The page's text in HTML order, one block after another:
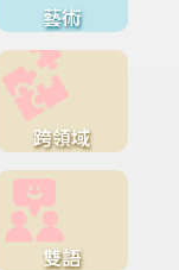
藝術
跨領域
雙語